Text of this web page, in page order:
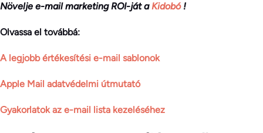
Növelje e-mail marketing ROI-ját aKidobó !
Olvassa el továbbá:
A legjobb értékesítési e-mail sablonok
Apple Mail adatvédelmi útmutató
Gyakorlatok az e-mail lista kezeléséhez